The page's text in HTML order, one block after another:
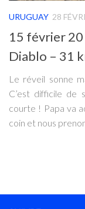
URUGUAY 28
15 février 20
Diablo – 31
Le réveil sonne
C’est difficile de
courte ! Papa va
coin et nous